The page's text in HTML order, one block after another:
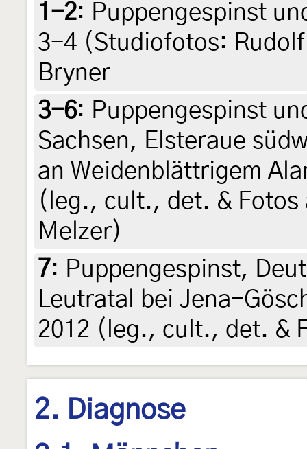
1-2: Puppengespinst
3-4 (Studiofotos:
Bryner
3-6: Puppengespinst
Sachsen, Elsteraue
an Weidenblättrigem
(leg., cult., det. & Fotos
Melzer)
7: Puppengespinst,
Leutratal bei Jena-
2012 (leg., cult., det. &
2. Diagnose